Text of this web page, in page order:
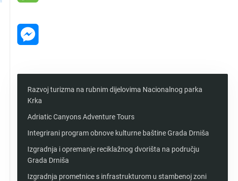
Razvoj turizma na rubnim dijelovima Nacionalnog parka
Krka
Adriatic Canyons Adventure Tours
Integrirani program obnove kulturne baštine Grada Drniša
Izgradnja i opremanje reciklažnog dvorišta na području
Grada Drniša
Izgradnja prometnice s infrastrukturom u stambenoj zoni